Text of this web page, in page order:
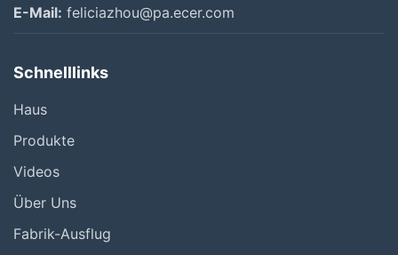
E-Mail: feliciazhou@pa.ecer.com
Schnelllinks
Haus
Produkte
Videos
Über Uns
Fabrik-Ausflug